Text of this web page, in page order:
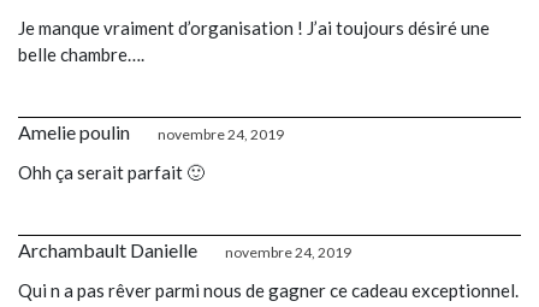
Je manque vraiment d’organisation ! J’ai toujours désiré une
belle chambre….
Amelie poulin novembre 24, 2019
Ohh ça serait parfait 🙂
Archambault Danielle novembre 24, 2019
Qui n a pas rêver parmi nous de gagner ce cadeau exceptionnel.